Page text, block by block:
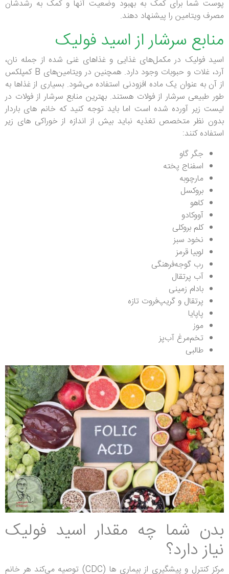
پوست شما برای کمک به بهبود وضعیت آنها و کمک به رشدشان
مصرف ویتامین را پیشنهاد دهند.
منابع سرشار از اسید فولیک
اسید فولیک در مکمل‌های غذایی و غذاهای غنی شده از جمله نان،
آرد، غلات و حبوبات وجود دارد. همچنین در ویتامین‌های B کمپلکس
از آن به عنوان یک ماده افزودنی استفاده می‌شود. بسیاری از غذاها به
طور طبیعی سرشار از فولات هستند. بهترین منابع سرشار از فولات در
لیست زیر آورده شده است اما باید توجه کنید که خانم های باردار
بدون نظر متخصص تغذیه نباید بیش از اندازه از خوراکی های زیر
استفاده کنند:
جگر گاو
اسفناج پخته
مارچوبه
بروکسل
کاهو
آووکادو
کلم بروکلی
نخود سبز
لوبیا قرمز
رب‌ گوجه‌فرهنگی
آب پرتقال
بادام زمینی
پرتقال و گریپ‌فروت تازه
پاپایا
موز
تخم‌مرغ آب‌پز
طالبی
بدن شما چه مقدار اسید فولیک
نیاز دارد؟
مرکز کنترل و پیشگیری از بیماری ها (CDC) توصیه می‌کند هر خانم